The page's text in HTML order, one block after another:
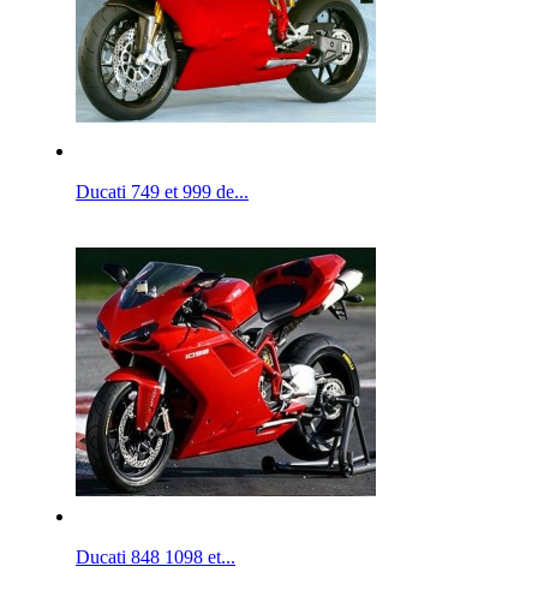
Ducati 749 et 999 de...
Ducati 848 1098 et...